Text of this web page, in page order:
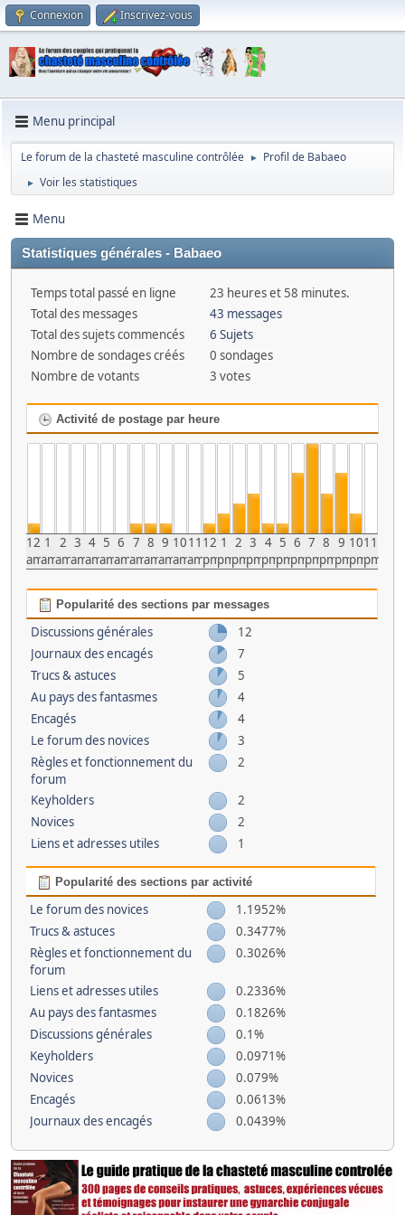
Connexion Inscrivez-vous
Menu principal
Le forum de la chasteté masculine contrôlée ► Profil de Babaeo
► Voir les statistiques
Menu
Statistiques générales - Babaeo
Temps total passé en ligne
23 heures et 58 minutes.
Total des messages
43 messages
Total des sujets commencés
6 Sujets
Nombre de sondages créés
0 sondages
Nombre de votants
3 votes
Activité de postage par heure
12
am
1
am
2
am
3
am
4
am
5
am
6
am
7
am
8
am
9
am
10
am
11
am
12
pm
1
pm
2
pm
3
pm
4
pm
5
pm
6
pm
7
pm
8
pm
9
pm
10
pm
11
pm
Popularité des sections par messages
Discussions générales
12
Journaux des encagés
7
Trucs & astuces
5
Au pays des fantasmes
4
Encagés
4
Le forum des novices
3
Règles et fonctionnement du
forum
2
Keyholders
2
Novices
2
Liens et adresses utiles
1
Popularité des sections par activité
Le forum des novices
1.1952%
Trucs & astuces
0.3477%
Règles et fonctionnement du
forum
0.3026%
Liens et adresses utiles
0.2336%
Au pays des fantasmes
0.1826%
Discussions générales
0.1%
Keyholders
0.0971%
Novices
0.079%
Encagés
0.0613%
Journaux des encagés
0.0439%